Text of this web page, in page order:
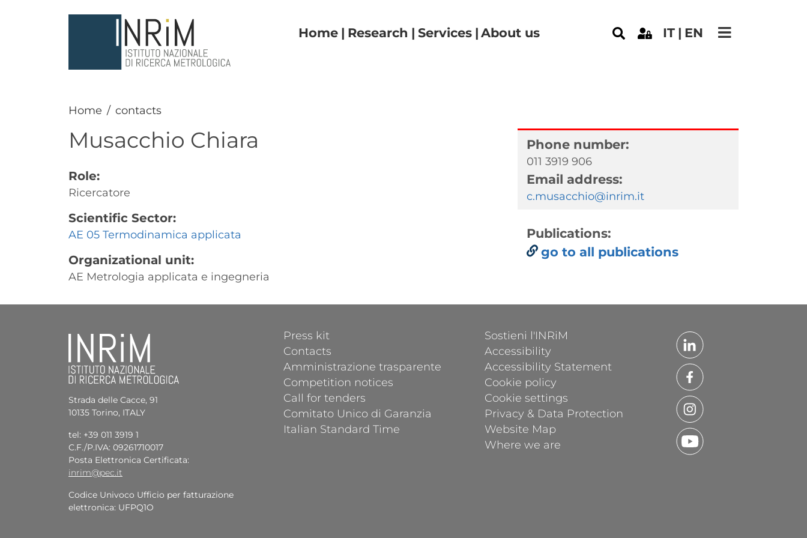
Navigazione principale
Home Research Services About us IT EN
Home contacts
Musacchio Chiara
Role:
Ricercatore
Scientific Sector:
AE 05 Termodinamica applicata
Organizational unit:
AE Metrologia applicata e ingegneria
Phone number:
011 3919 906
Email address:
c.musacchio@inrim.it
Publications:
go to all publications
Strada delle Cacce, 91
10135 Torino, ITALY
tel: +39 011 3919 1
C.F./P.IVA: 09261710017
Posta Elettronica Certificata:
inrim@pec.it
Codice Univoco Ufficio per fatturazione
elettronica: UFPQ1O
FOOTER 1
Press kit
Contacts
Amministrazione trasparente
Competition notices
Call for tenders
Comitato Unico di Garanzia
Italian Standard Time
FOOTER 2
Sostieni l'INRiM
Accessibility
Accessibility Statement
Cookie policy
Cookie settings
Privacy & Data Protection
Website Map
Where we are